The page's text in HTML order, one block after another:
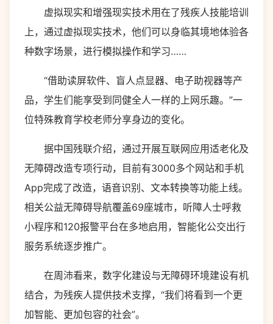
虚拟现实和增强现实技术用在了残疾人技能培训
上，通过虚拟现实技术，他们可以身临其境地体验各
种数字场景，进行模拟操作和学习……
“借助读屏软件、盲人点显器、电子助视器等产
品，学生们能享受到同健全人一样的上网乐趣。”一
位特殊教育学校老师分享身边的变化。
据中国残联介绍，通过开展互联网应用适老化及
无障碍改造专项行动，目前有3000多个网站和手机
App完成了改造，语音识别、文本转换等功能上线。
相关公益无障碍导航覆盖69座城市，听障人士呼救
小程序和120报警平台在多地启用，智能化公交出行
服务系统逐步推广。
在周沛看来，数字化建设与无障碍环境建设有机
结合，为残疾人提供技术支撑，“我们将看到一个更
加智能、更加包容的社会”。